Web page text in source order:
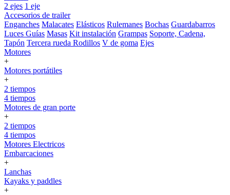
2 ejes 1 eje
Accesorios de trailer
Enganches Malacates Elásticos Rulemanes Bochas Guardabarros
Luces Guías Masas Kit instalación Grampas Soporte, Cadena,
Tapón Tercera rueda Rodillos V de goma Ejes
Motores
+
Motores portátiles
+
2 tiempos
4 tiempos
Motores de gran porte
+
2 tiempos
4 tiempos
Motores Electricos
Embarcaciones
+
Lanchas
Kayaks y paddles
+